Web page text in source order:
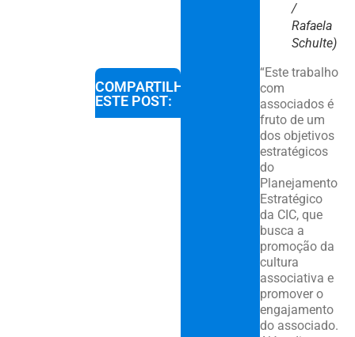
COMPARTILHE
ESTE POST:
/
Rafaela
Schulte)
“Este trabalho
com
associados é
fruto de um
dos objetivos
estratégicos
do
Planejamento
Estratégico
da CIC, que
busca a
promoção da
cultura
associativa e
promover o
engajamento
do associado.